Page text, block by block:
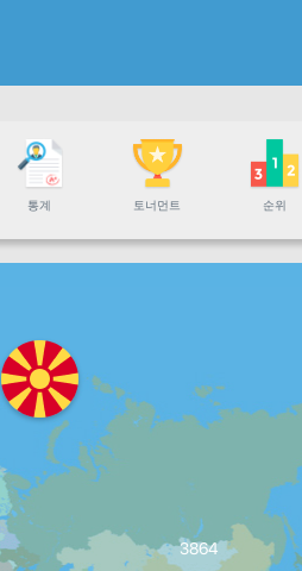
통계 토너먼트 순위
3864